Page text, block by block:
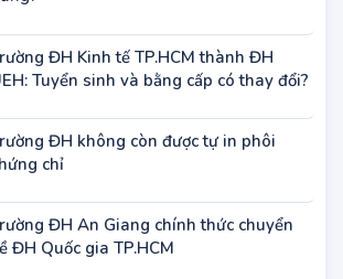
UEH: Tuyển sinh và bằng cấp có thay đổi?